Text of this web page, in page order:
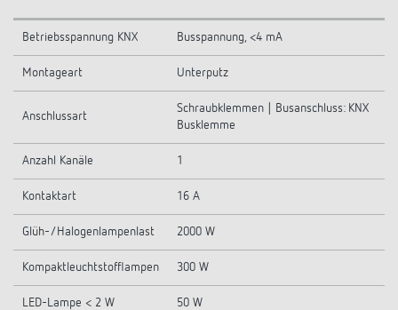
Betriebsspannung KNX Busspannung, <4 mA
Montageart Unterputz
Anschlussart
Schraubklemmen | Busanschluss: KNX
Busklemme
Anzahl Kanäle 1
Kontaktart 16 A
Glüh-/Halogenlampenlast 2000 W
Kompaktleuchtstofflampen 300 W
LED-Lampe < 2 W 50 W